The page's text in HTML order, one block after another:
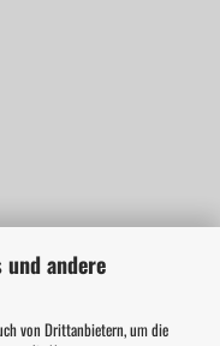
und andere
von Drittanbietern, um die